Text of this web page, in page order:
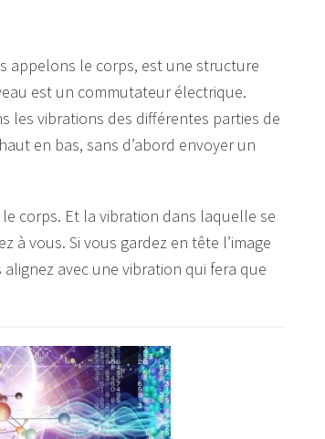
appelons le corps, est une structure
est un commutateur électrique.
les vibrations des différentes parties de
en bas, sans d’abord envoyer un
corps. Et la vibration dans laquelle se
à vous. Si vous gardez en tête l’image
avec une vibration qui fera que